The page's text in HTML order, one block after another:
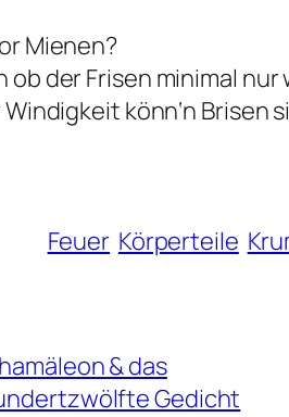
Mienen?
ob der Frisen minimal nur
könn‘n Brisen
Feuer Körperteile
& das
Gedicht